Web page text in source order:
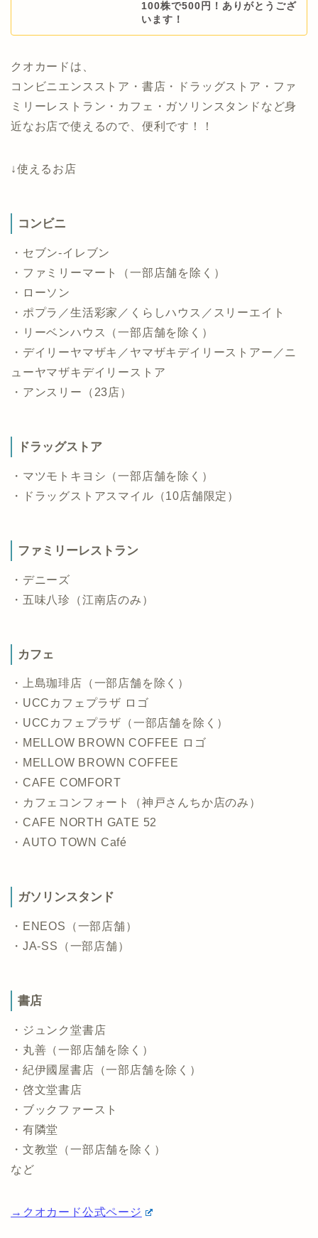
100株で500円！ありがとうござ
います！
クオカードは、
コンビニエンスストア・書店・ドラッグストア・ファ
ミリーレストラン・カフェ・ガソリンスタンドなど身
近なお店で使えるので、便利です！！
↓使えるお店
コンビニ
・セブン-イレブン
・ファミリーマート（一部店舗を除く）
・ローソン
・ポプラ／生活彩家／くらしハウス／スリーエイト
・リーベンハウス（一部店舗を除く）
・デイリーヤマザキ／ヤマザキデイリーストアー／ニ
ューヤマザキデイリーストア
・アンスリー（23店）
ドラッグストア
・マツモトキヨシ（一部店舗を除く）
・ドラッグストアスマイル（10店舗限定）
ファミリーレストラン
・デニーズ
・五味八珍（江南店のみ）
カフェ
・上島珈琲店（一部店舗を除く）
・UCCカフェプラザ ロゴ
・UCCカフェプラザ（一部店舗を除く）
・MELLOW BROWN COFFEE ロゴ
・MELLOW BROWN COFFEE
・CAFE COMFORT
・カフェコンフォート（神戸さんちか店のみ）
・CAFE NORTH GATE 52
・AUTO TOWN Café
ガソリンスタンド
・ENEOS（一部店舗）
・JA-SS（一部店舗）
書店
・ジュンク堂書店
・丸善（一部店舗を除く）
・紀伊國屋書店（一部店舗を除く）
・啓文堂書店
・ブックファースト
・有隣堂
・文教堂（一部店舗を除く）
など
→クオカード公式ページ